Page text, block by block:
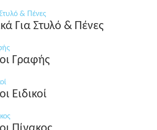
& Πένες
Για Στυλό & Πένες
Γραφής
Ειδικοί